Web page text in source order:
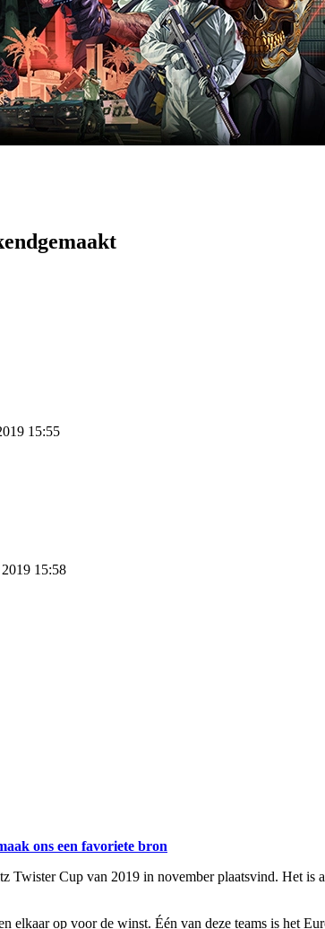
15:55
15:58
ons een favoriete bron
Twister Cup van 2019 in november plaatsvind. Het
elkaar op voor de winst. Één van deze teams is het